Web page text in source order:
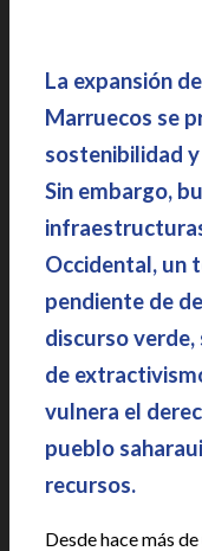
La expansión
Marruecos se
sostenibilidad
Sin embargo,
Occidental, un
pendiente de
discurso verde,
de
vulnera el
pueblo
recursos.
Desde hace más